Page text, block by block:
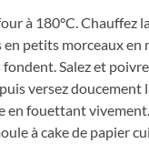
à 180°C. Chauffez
petits morceaux en
fondent. Salez et
versez doucement
en fouettant
à cake de papier